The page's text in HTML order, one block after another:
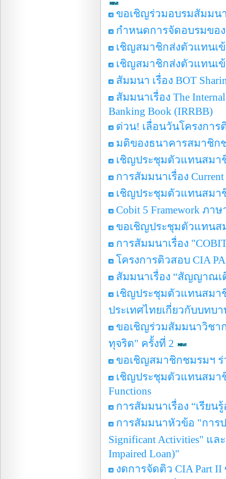
ขอเชิญร่วมอบรมสัมมนา
กำหนดการจัดอบรมขอ
เชิญสมาชิกส่งตัวแทนเ
เชิญสมาชิกส่งตัวแทนเข้
สัมมนา เรื่อง BOT
สัมมนาเรื่อง The Internal
Banking Book (IRRBB)
ด่วน! เลื่อนวันโครงการ
มติของธนาคารสมาชิก
เชิญประชุมตัวแทนสมา
การสัมมนาเรื่อง Current
เชิญประชุมตัวแทนสมา
Cobit 5 Framework ภา
ขอเชิญประชุมตัวแทนสม
การสัมมนาเรื่อง
โครงการติวสอบ CIA
สัมมนาเรื่อง “สัญญาณเ
เชิญประชุมตัวแทนสมา
ประเทศไทยเกี่ยวกับบทบ
ขอเชิญร่วมสัมมนาวิชา
ทุจริต" ครั้งที่ 2
ขอเชิญสมาชิกชมรมฯ ร่
เชิญประชุมตัวแทนสมาชิ
Functions
การสัมมนาเรื่อง “เรียน
การสัมมนาหัวข้อ "การ
Significant Activities" แ
Impaired Loan)"
งดการจัดติว CIA Part